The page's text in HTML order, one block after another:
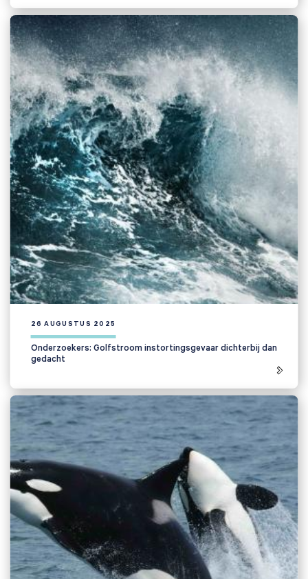
Zoeken naar

Anderen zochten ook
26 AUGUSTUS 2025
Onderzoekers: Golfstroom instortingsgevaar dichterbij dan
gedacht